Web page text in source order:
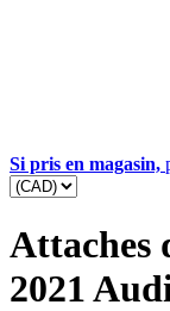
Si pris en magasin,
Attaches
2021